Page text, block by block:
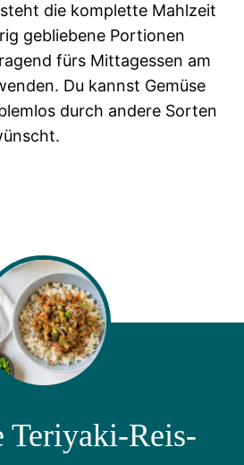
die komplette Mahlzeit
gebliebene Portionen
fürs Mittagessen am
Du kannst Gemüse
durch andere Sorten
Teriyaki-Reis-